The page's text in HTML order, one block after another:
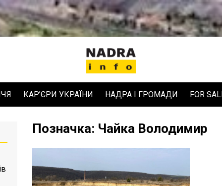
КАРʼЄРИ УКРАЇНИ НАДРА І ГРОМАДИ FOR
Позначка: Чайка Володимир